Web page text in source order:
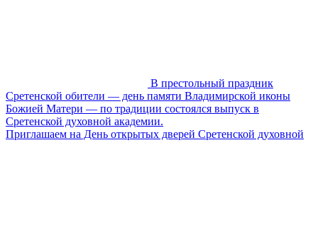
В престольный праздник
Сретенской обители — день памяти Владимирской иконы
Божией Матери — по традиции состоялся выпуск в
Сретенской духовной академии.
Приглашаем на День открытых дверей Сретенской духовной